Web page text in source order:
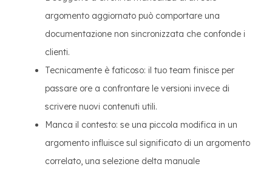
argomento aggiornato può comportare una
documentazione non sincronizzata che confonde i
clienti.
Tecnicamente è faticoso: il tuo team finisce per
passare ore a confrontare le versioni invece di
scrivere nuovi contenuti utili.
Manca il contesto: se una piccola modifica in un
argomento influisce sul significato di un argomento
correlato, una selezione delta manuale